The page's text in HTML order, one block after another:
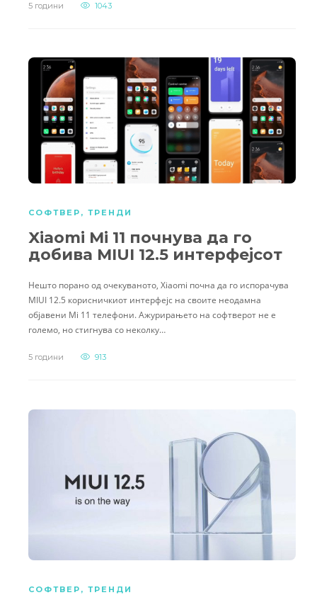
5 години 1043
СОФТВЕР , ТРЕНДИ
Xiaomi Mi 11 почнува да го
добива MIUI 12.5 интерфејсот
Нешто порано од очекуваното, Xiaomi почна да го испорачува
MIUI 12.5 корисничкиот интерфејс на своите неодамна
објавени Mi 11 телефони. Ажурирањето на софтверот не е
големо, но стигнува со неколку…
5 години 913
СОФТВЕР , ТРЕНДИ